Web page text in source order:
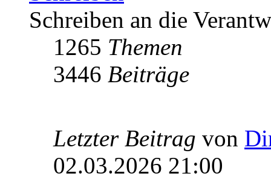
Schreiben an die
1265 Themen
3446 Beiträge
Letzter Beitrag von
02.03.2026 21:00